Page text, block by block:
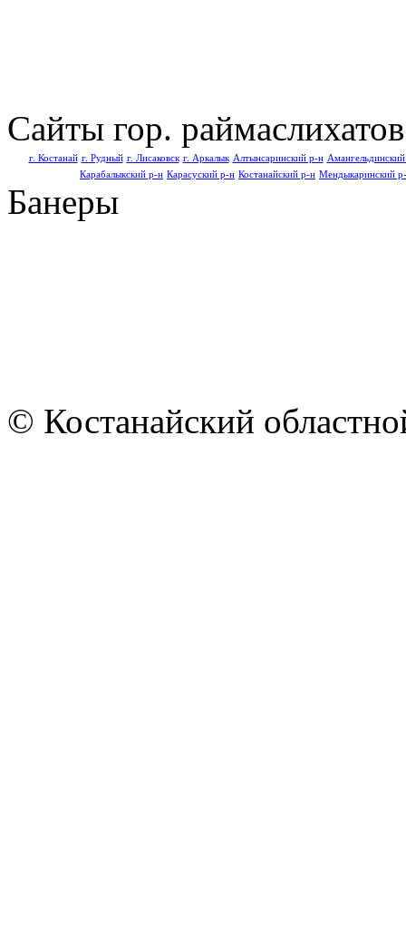
Сайты гор. раймаслихатов
г. Костанай г. Рудный г. Лисаковск г. Аркалык Алтынсаринский р-н
Карабалыкский р-н Карасуский р-н Костанайский р-н Мендыкаринский
Банеры
© Костанайский